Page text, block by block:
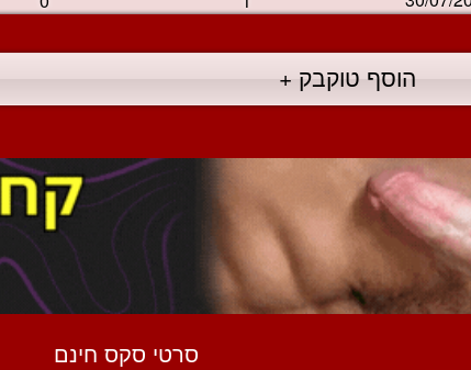
הוסף טוקבק +
סרטי סקס חינם